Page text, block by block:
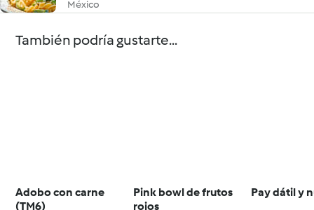
México
También podría gustarte...
Adobo con carne
(TM6)
Pink bowl de frutos
rojos
Pay dátil y